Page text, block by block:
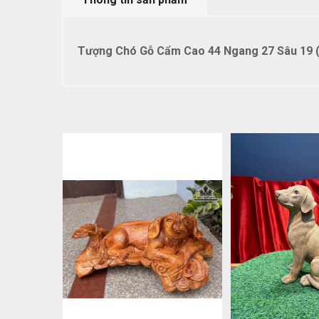
Tượng Chó Gỗ Cẩm Cao 44 Ngang 27 Sâu 19